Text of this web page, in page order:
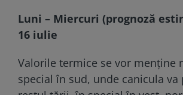
Luni – Miercuri (prognoză
16 iulie
Valorile termice se vor menține
special în sud, unde canicula va